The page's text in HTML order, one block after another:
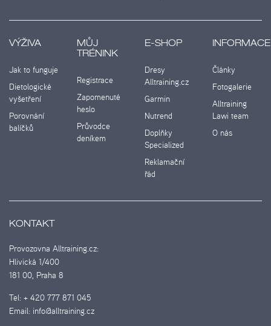
VÝŽIVA
Jak to funguje
Dietologické
vyšetření
Porovnání
balíčků
MŮJ
TRÉNINK
Registrace
Zapomenuté
heslo
Průvodce
deníkem
E-SHOP
Dresy
Alltraining.cz
Garmin
Nutrend
Doplňky
Specialized
Reklamační
řád
INFORMACE
Články
Fotogalerie
Alltraining
Lawi team
O nás
KONTAKT
Provozovna Alltraining.cz:
Hlivická 1/400
181 00, Praha 8
Tel: + 420 777 871 045
Email: info@alltraining.cz